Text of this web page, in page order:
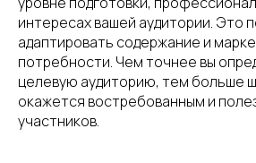
интересах вашей аудитории. Это
адаптировать содержание и
потребности. Чем точнее вы
целевую аудиторию, тем больше
окажется востребованным и
участников.